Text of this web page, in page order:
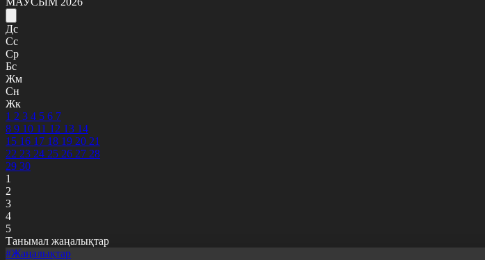
Дс
Сс
Ср
Бс
Жм
Сн
Жк
1 2 3 4 5 6 7
8 9 10 11 12 13 14
15 16 17 18 19 20 21
22 23 24 25 26 27 28
29 30
1
2
3
4
5
Танымал жаңалықтар
#Жаңалықтар